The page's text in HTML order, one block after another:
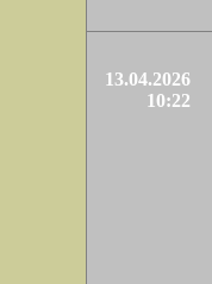
13.04.2026
10:22